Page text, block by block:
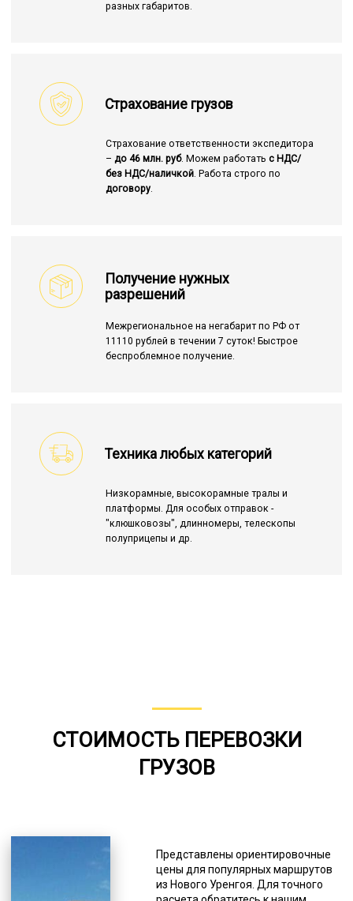
разных габаритов.
Страхование грузов
Страхование ответственности экспедитора
– до 46 млн. руб. Можем работать с НДС/
без НДС/наличкой. Работа строго по
договору.
Получение нужных
разрешений
Межрегиональное на негабарит по РФ от
11110 рублей в течении 7 суток! Быстрое
беспроблемное получение.
Техника любых категорий
Низкорамные, высокорамные тралы и
платформы. Для особых отправок -
"клюшковозы", длинномеры, телескопы
полуприцепы и др.
СТОИМОСТЬ ПЕРЕВОЗКИ
ГРУЗОВ
Представлены ориентировочные
цены для популярных маршрутов
из Нового Уренгоя. Для точного